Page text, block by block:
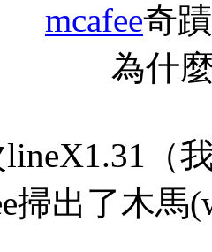
mcafee奇
為什
（
掃出了木馬